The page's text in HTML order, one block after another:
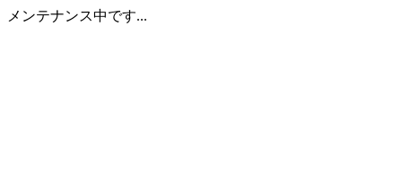
メンテナンス中です...